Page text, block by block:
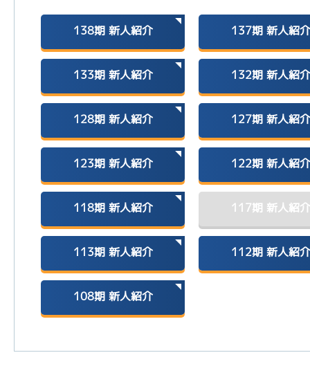
138期 新人紹介 137期 新人紹介
133期 新人紹介 132期 新人紹介
128期 新人紹介 127期 新人紹介
123期 新人紹介 122期 新人紹介
118期 新人紹介 117期 新人紹介
113期 新人紹介 112期 新人紹介
108期 新人紹介